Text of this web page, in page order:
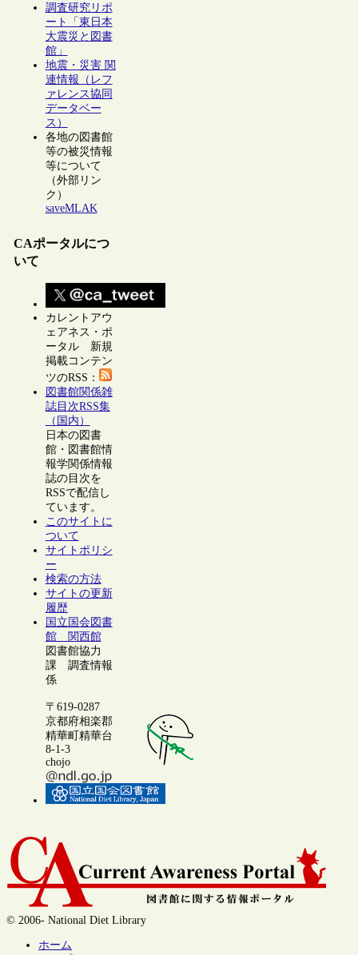
調査研究リポ
ート「東日本
大震災と図書
館」
地震・災害 関
連情報（レフ
ァレンス協同
データベー
ス）
各地の図書館
等の被災情報
等について
（外部リン
ク）
saveMLAK
CAポータルにつ
いて
カレントアウ
ェアネス・ポ
ータル 新規
掲載コンテン
ツのRSS：
図書館関係雑
誌目次RSS集
（国内）
日本の図書
館・図書館情
報学関係情報
誌の目次を
RSSで配信し
ています。
このサイトに
ついて
サイトポリシ
ー
検索の方法
サイトの更新
履歴
国立国会図書
館 関西館
図書館協力
課 調査情報
係
〒619-0287
京都府相楽郡
精華町精華台
8-1-3
chojo
© 2006- National Diet Library
ホーム